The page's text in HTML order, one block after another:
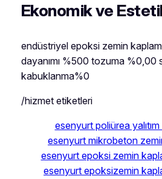
Ekonomik ve
endüstriyel epoksi zemin
dayanımı %500 tozuma %0,00
kabuklanma%0
/hizmet etiketleri
esenyurt poliürea
esenyurt mikrobeton
esenyurt epoksi zemin
esenyurt epoksizemin